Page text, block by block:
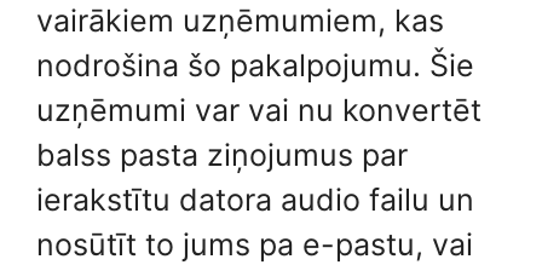
vairākiem uzņēmumiem, kas
nodrošina šo pakalpojumu. Šie
uzņēmumi var vai nu konvertēt
balss pasta ziņojumus par
ierakstītu datora audio failu un
nosūtīt to jums pa e-pastu, vai